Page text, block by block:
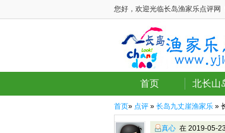
您好，欢迎光临长岛渔家乐点评网
首页 北长山
首页» 点评 » 长岛九丈崖渔家乐 »
真心 在 2019-05-